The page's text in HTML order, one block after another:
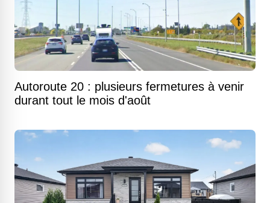
Autoroute 20 : plusieurs fermetures à venir
durant tout le mois d'août